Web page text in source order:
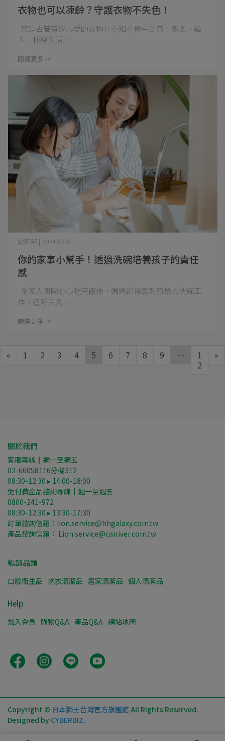
衣物也可以凍齡？守護衣物不失色！
您是否曾有過心愛的衣物在不知不覺中泛黃、變黑，給
人一種喪失活⋯
閱讀更多 ->
你的家事小幫手！透過洗碗培養孩子的責任
感
編輯部 | 2024-03-01
全家人開開心心吃完飯後，媽媽卻得面對麻煩的洗碗工
作。這時只見⋯
閱讀更多 ->
« 1 2 3 4 5 6 7 8 9 …
1
2
»
關於我們
客服專線┃週一至週五
02-66058116分機312
09:30-12:30 ▸ 14:00-18:00
免付費產品諮詢專線┃週一至週五
0800-241-972
08:30-12:30 ▸ 13:30-17:30
訂單諮詢信箱：lion.service@hhgalaxy.com.tw
產品諮詢信箱： Lion.service@cairiver.com.tw
暢銷品類
口腔衛生品 洗衣清潔品 居家清潔品 個人清潔品
Help
加入會員 購物Q&A 產品Q&A 網站地圖
Copyright © 日本獅王台灣官方旗艦館All Rights Reserved.
Designed by CYBERBIZ.